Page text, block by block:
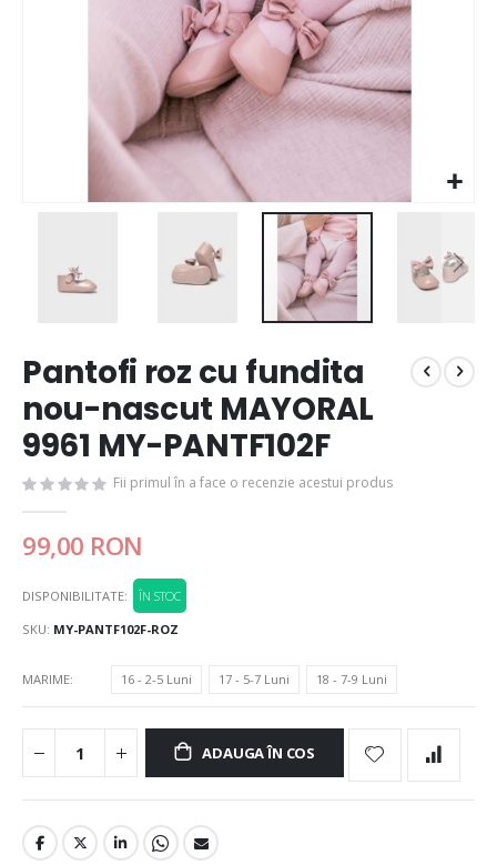
Pantofi roz cu fundita
nou-nascut MAYORAL
9961 MY-PANTF102F
Fii primul în a face o recenzie acestui produs
99,00 RON
DISPONIBILITATE:
ÎN STOC
SKU MY-PANTF102F-ROZ
MARIME 16 - 2-5 Luni 17 - 5-7 Luni 18 - 7-9 Luni
ADAUGA ÎN COS